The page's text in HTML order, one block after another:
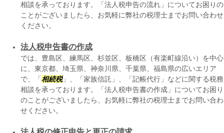
相談を承っております。「法人税申告の流れ」についてお困りの
ことがございましたら、お気軽に弊社の税理士までお問い合わせ
ください。
法人税申告書の作成
では、豊島区、練馬区、杉並区、板橋区（有楽町線沿い）を中心
に、東京都、埼玉県、神奈川県、千葉県、福島県の広いエリア
で、「 相続税」、「家族信託」、「記帳代行」などに関する税務
相談を承っております。「法人税申告書の作成」についてお困り
のことがございましたら、お気軽に弊社の税理士までお問い合わ
せください。